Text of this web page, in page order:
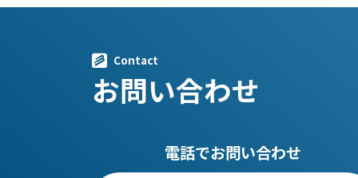
Contact
お問い合わせ
電話でお問い合わせ